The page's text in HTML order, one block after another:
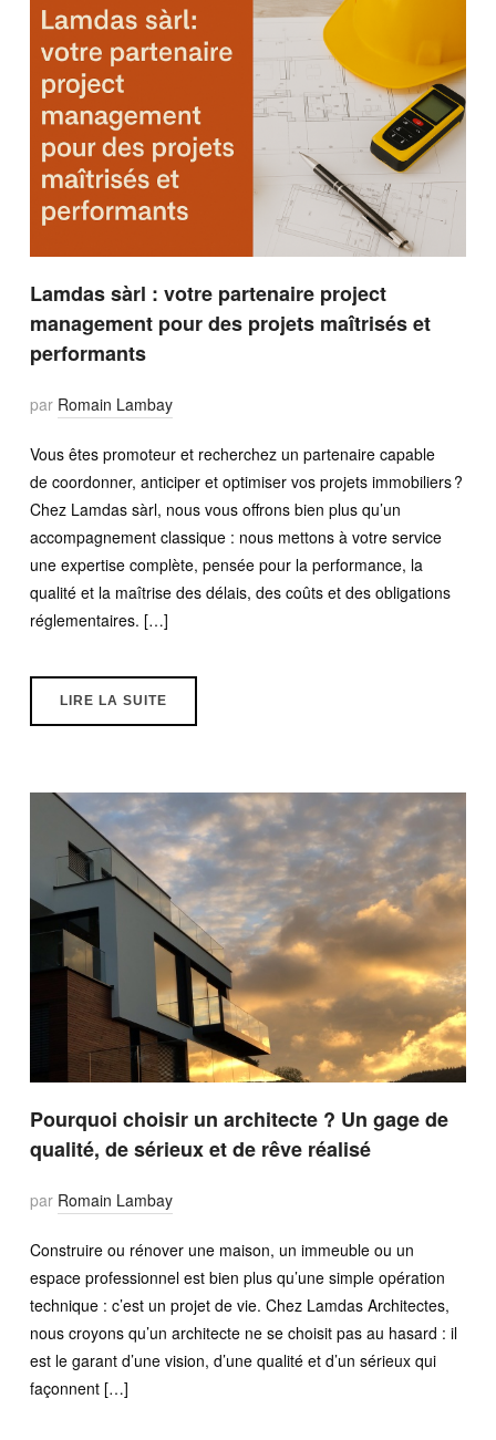
Lamdas sàrl : votre partenaire project
management pour des projets maîtrisés et
performants
par Romain Lambay
Vous êtes promoteur et recherchez un partenaire capable
de coordonner, anticiper et optimiser vos projets immobiliers ?
Chez Lamdas sàrl, nous vous offrons bien plus qu’un
accompagnement classique : nous mettons à votre service
une expertise complète, pensée pour la performance, la
qualité et la maîtrise des délais, des coûts et des obligations
réglementaires. […]
LIRE LA SUITE
Pourquoi choisir un architecte ? Un gage de
qualité, de sérieux et de rêve réalisé
par Romain Lambay
Construire ou rénover une maison, un immeuble ou un
espace professionnel est bien plus qu’une simple opération
technique : c’est un projet de vie. Chez Lamdas Architectes,
nous croyons qu’un architecte ne se choisit pas au hasard : il
est le garant d’une vision, d’une qualité et d’un sérieux qui
façonnent […]